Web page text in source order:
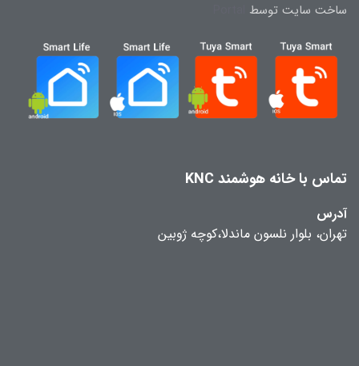
ساخت سایت توسط
تماس با خانه هوشمند KNC
آدرس
تهران، بلوار نلسون ماندلا،کوچه ژوبین